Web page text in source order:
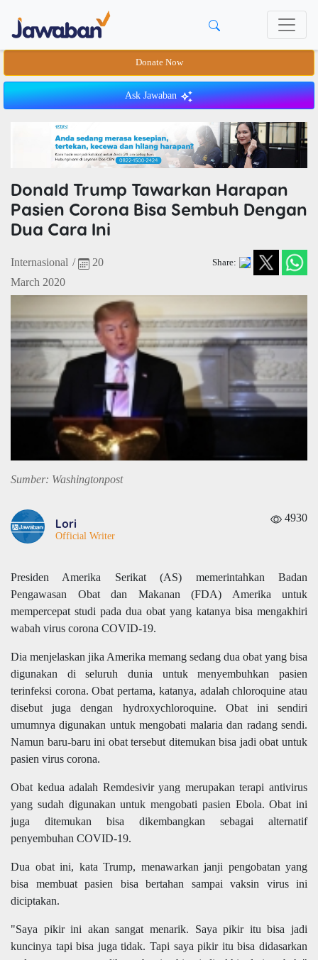
Donate Now
Ask Jawaban
Donald Trump Tawarkan Harapan
Pasien Corona Bisa Sembuh Dengan
Dua Cara Ini
Internasional /
20
March 2020
Share:
Sumber: Washingtonpost
Lori
Official Writer
4930
Presiden Amerika Serikat (AS) memerintahkan Badan
Pengawasan Obat dan Makanan (FDA) Amerika untuk
mempercepat studi pada dua obat yang katanya bisa mengakhiri
wabah virus corona COVID-19.
Dia menjelaskan jika Amerika memang sedang dua obat yang bisa
digunakan di seluruh dunia untuk menyembuhkan pasien
terinfeksi corona. Obat pertama, katanya, adalah chloroquine atau
disebut juga dengan hydroxychloroquine. Obat ini sendiri
umumnya digunakan untuk mengobati malaria dan radang sendi.
Namun baru-baru ini obat tersebut ditemukan bisa jadi obat untuk
pasien virus corona.
Obat kedua adalah Remdesivir yang merupakan terapi antivirus
yang sudah digunakan untuk mengobati pasien Ebola. Obat ini
juga ditemukan bisa dikembangkan sebagai alternatif
penyembuhan COVID-19.
Dua obat ini, kata Trump, menawarkan janji pengobatan yang
bisa membuat pasien bisa bertahan sampai vaksin virus ini
diciptakan.
"Saya pikir ini akan sangat menarik. Saya pikir itu bisa jadi
kuncinya tapi bisa juga tidak. Tapi saya pikir itu bisa didasarkan